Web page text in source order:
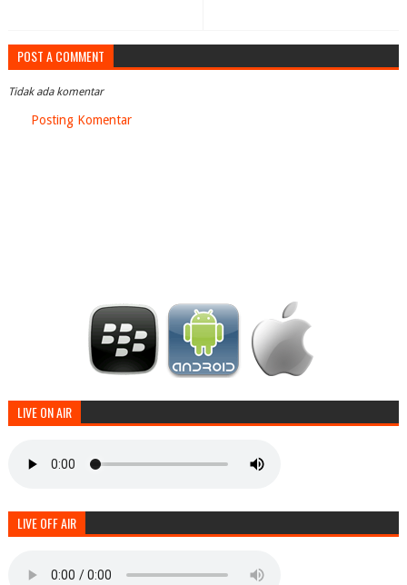
POST A COMMENT
Tidak ada komentar
Posting Komentar
LIVE ON AIR
LIVE OFF AIR